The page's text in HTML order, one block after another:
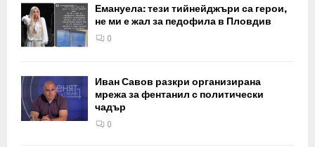
Емануела: тези тийнейджъри са герои,
не ми е жал за педофила в Пловдив
0
Иван Савов разкри организирана
мрежа за фентанил с политически
чадър
0